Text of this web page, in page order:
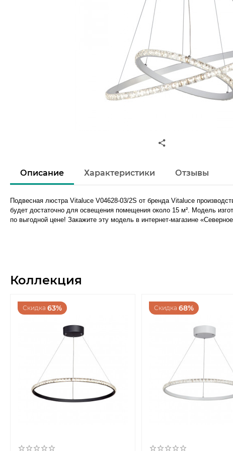
Описание Характеристики Отзывы
Подвесная люстра Vitaluce V04628-03/2S от бренда Vitaluce
будет достаточно для освещения помещения около 15 м². Модель
по выгодной цене! Закажите эту модель в интернет-магазине
Коллекция
Скидка 63% Скидка 68%